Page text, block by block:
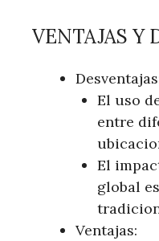
VENTAJAS Y
El uso
entre
El
global
Ventajas: